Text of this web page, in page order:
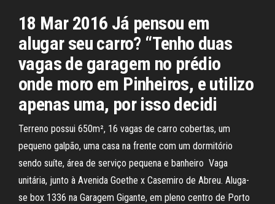
18 Mar 2016 Já pensou em
alugar seu carro? “Tenho duas
vagas de garagem no prédio
onde moro em Pinheiros, e utilizo
apenas uma, por isso decidi
Terreno possui 650m², 16 vagas de carro cobertas, um
pequeno galpão, uma casa na frente com um dormitório
sendo suíte, área de serviço pequena e banheiro Vaga
unitária, junto à Avenida Goethe x Casemiro de Abreu. Aluga-
se box 1336 na Garagem Gigante, em pleno centro de Porto